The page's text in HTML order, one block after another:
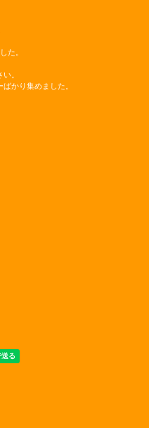
た。
。
かり集めました。